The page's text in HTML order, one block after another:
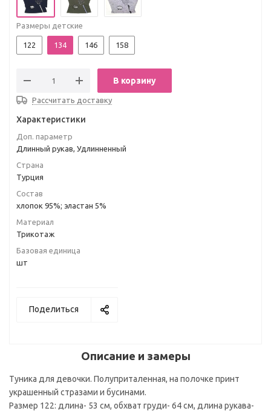
Размеры детские
122 134 146 158
В корзину
Рассчитать доставку
Характеристики
Доп. параметр
Длинный рукав, Удлинненный
Страна
Турция
Состав
хлопок 95%; эластан 5%
Материал
Трикотаж
Базовая единица
шт
Поделиться
Описание и замеры
Туника для девочки. Полуприталенная, на полочке принт
украшенный стразами и бусинами.
Размер 122: длина- 53 см, обхват груди- 64 см, длина рукава-